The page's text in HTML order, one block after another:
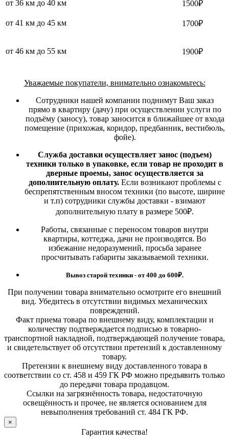
от 36 км до 40 км 1500₽
от 41 км до 45 км 1700₽
от 46 км до 55 км 1900₽
Уважаемые покупатели, внимательно ознакомьтесь:
Сотрудники нашей компании поднимут Ваш заказ
прямо в квартиру (дачу) при осуществлении услуги по
подъёму (заносу), товар заносится в ближайшее от входа
помещение (прихожая, коридор, предбанник, вестибюль,
фойе).
Служба доставки осуществляет занос (подъем)
техники только в упаковке, если товар не проходит в
дверные проемы, занос осуществляется за
дополнительную оплату. Если возникают проблемы с
беспрепятственным вносом техники (по высоте, ширине
и т.п) сотрудники службы доставки - взимают
дополнительную плату в размере 500₽.
Работы, связанные с переносом товаров внутри
квартиры, коттеджа, дачи не производятся. Во
избежание недоразумений, просьба заранее
просчитывать габариты заказываемой техники.
Вывоз старой техники - от 400 до 600₽.
При получении товара внимательно осмотрите его внешний
вид. Убедитесь в отсутствии видимых механических
повреждений.
Факт приема товара по внешнему виду, комплектации и
количеству подтверждается подписью в товарно-
транспортной накладной, подтверждающей получение товара,
и свидетельствует об отсутствии претензий к доставленному
товару.
Претензии к внешнему виду доставленного товара в
соответствии со ст. 458 и 459 ГК РФ можно предъявить только
до передачи товара продавцом.
Ссылки на загрязнённость товара, недостаточную
освещённость и прочее, не является основанием для
невыполнения требований ст. 484 ГК РФ.
×
Гарантия качества!